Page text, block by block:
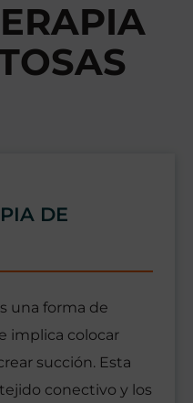
DE
una forma de
implica colocar
succión. Esta
conectivo y los